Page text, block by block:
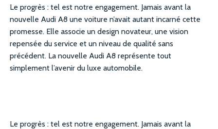
Le progrès : tel est notre engagement. Jamais avant la
nouvelle Audi A8 une voiture n’avait autant incarné cette
promesse. Elle associe un design novateur, une vision
repensée du service et un niveau de qualité sans
précédent. La nouvelle Audi A8 représente tout
simplement l’avenir du luxe automobile.
Le progrès : tel est notre engagement. Jamais avant la